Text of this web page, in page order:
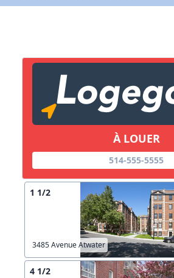
À LOUER
514-555-5555
1 1/2
3485 Avenue Atwater
4 1/2
X Fermer
Copier lien
X Fermer